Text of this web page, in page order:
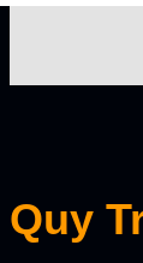
Quy